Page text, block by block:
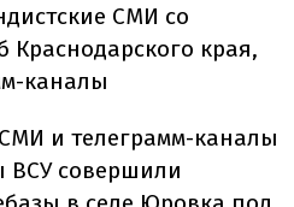
СМИ со
края,
каналы
и телеграмм-каналы
ВСУ совершили